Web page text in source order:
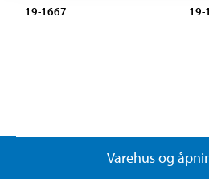
19-1667 19-
Varehus og